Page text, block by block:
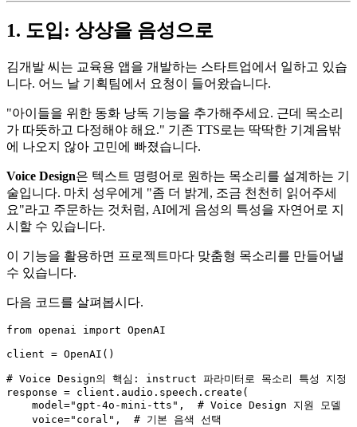
1. 도입: 상상을 음성으로
김개발 씨는 교육용 앱을 개발하는 스타트업에서 일하고 있습
니다. 어느 날 기획팀에서 요청이 들어왔습니다.
"아이들을 위한 동화 낭독 기능을 추가해주세요. 근데 목소리
가 따뜻하고 다정해야 해요." 기존 TTS로는 딱딱한 기계음밖
에 나오지 않아 고민에 빠졌습니다.
Voice Design은 텍스트 명령어로 원하는 목소리를 설계하는 기
술입니다. 마치 성우에게 "좀 더 밝게, 조금 천천히 읽어주세
요"라고 주문하는 것처럼, AI에게 음성의 특성을 자연어로 지
시할 수 있습니다.
이 기능을 활용하면 프로젝트마다 맞춤형 목소리를 만들어낼
수 있습니다.
다음 코드를 살펴봅시다.
from openai import OpenAI
client = OpenAI()
# Voice Design의 핵심: instruct 파라미터로 목소리 특성 지정
response = client.audio.speech.create(
    model=
"gpt-4o-mini-tts" , # Voice Design 지원 모델
    voice=
"coral" , # 기본 음색 선택